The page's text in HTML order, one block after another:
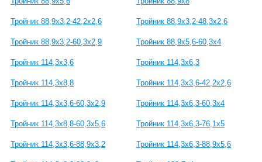
Тройник 88,9х3,2-42,2х2,6 Тройник 88,9х3,2-48,3х2,6
Тройник 88,9х3,2-60,3х2,9 Тройник 88,9х5,6-60,3х4
Тройник 114,3х3,6 Тройник 114,3х6,3
Тройник 114,3х8,8 Тройник 114,3х3,6-42,2х2,6
Тройник 114,3х3,6-60,3х2,9 Тройник 114,3х6,3-60,3х4
Тройник 114,3х8,8-60,3х5,6 Тройник 114,3х6,3-76,1х5
Тройник 114,3х3,6-88,9х3,2 Тройник 114,3х6,3-88,9х5,6